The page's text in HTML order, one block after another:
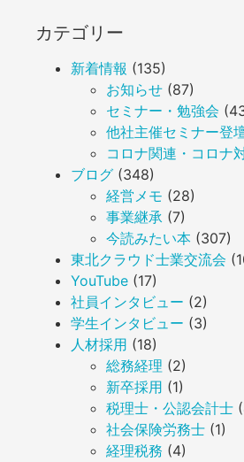
カテゴリー
新着情報 (135)
お知らせ (87)
セミナー・勉強会
他社主催セミナー登
コロナ関連・コロナ
ブログ (348)
経営メモ (28)
事業継承 (7)
今読みたい本 (307)
東北クラウド士業交流会
YouTube (17)
社員インタビュー (2)
学生インタビュー (3)
人材採用 (18)
総務経理 (2)
新卒採用 (1)
税理士・公認会計士
社会保険労務士 (1)
経理税務 (4)